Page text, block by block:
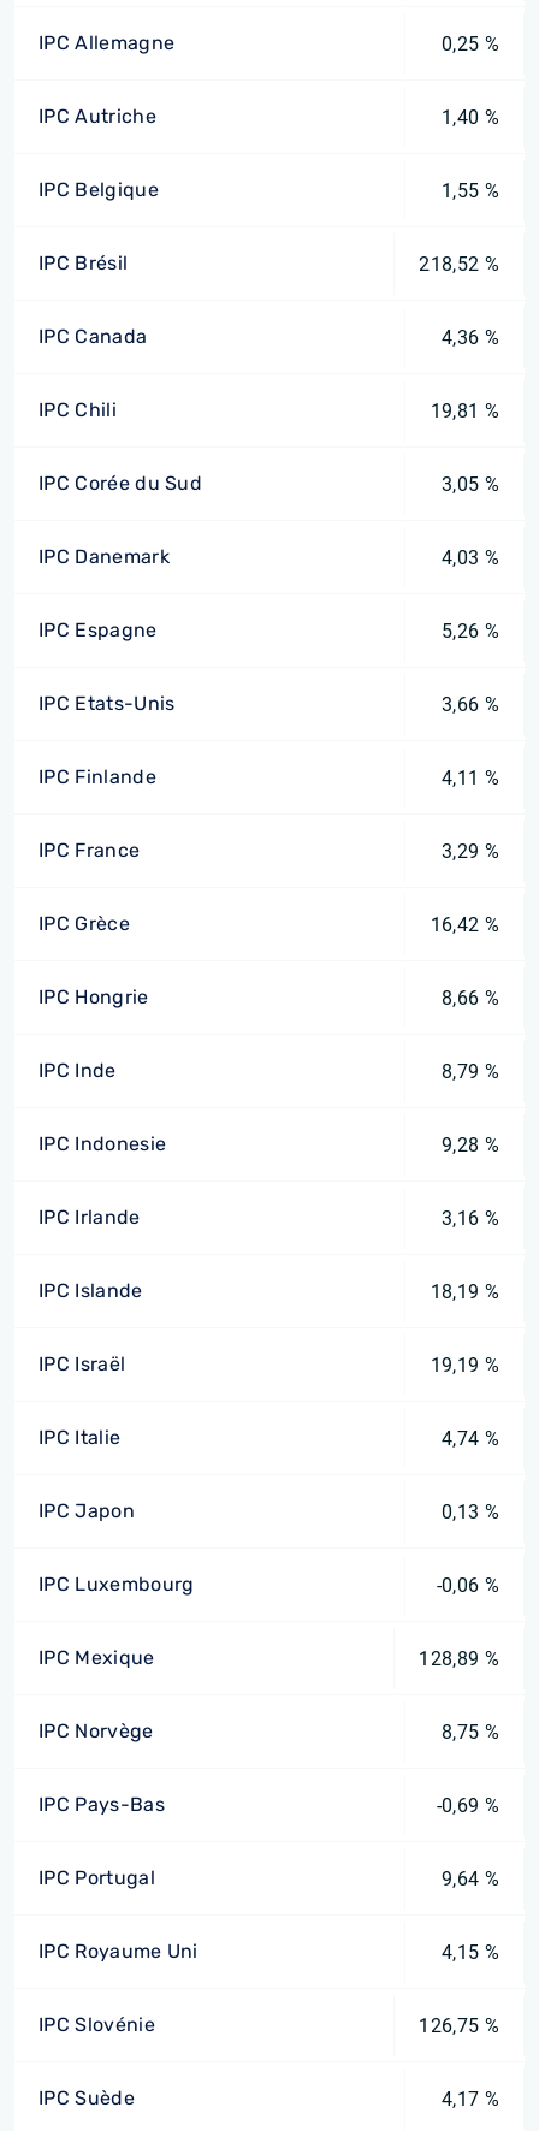
IPC Allemagne 0,25 %
IPC Autriche 1,40 %
IPC Belgique 1,55 %
IPC Brésil 218,52 %
IPC Canada 4,36 %
IPC Chili 19,81 %
IPC Corée du Sud 3,05 %
IPC Danemark 4,03 %
IPC Espagne 5,26 %
IPC Etats-Unis 3,66 %
IPC Finlande 4,11 %
IPC France 3,29 %
IPC Grèce 16,42 %
IPC Hongrie 8,66 %
IPC Inde 8,79 %
IPC Indonesie 9,28 %
IPC Irlande 3,16 %
IPC Islande 18,19 %
IPC Israël 19,19 %
IPC Italie 4,74 %
IPC Japon 0,13 %
IPC Luxembourg -0,06 %
IPC Mexique 128,89 %
IPC Norvège 8,75 %
IPC Pays-Bas -0,69 %
IPC Portugal 9,64 %
IPC Royaume Uni 4,15 %
IPC Slovénie 126,75 %
IPC Suède 4,17 %